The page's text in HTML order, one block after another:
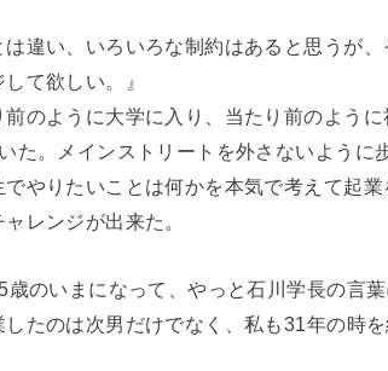
は違い、いろいろな制約はあると思うが
て欲しい。』
のように大学に入り、当たり前のよう
た。メインストリートを外さないように
やりたいことは何かを本気で考えて起
レンジが出来た。
のいまになって、やっと石川学長の言
たのは次男だけでなく、私も31年の時